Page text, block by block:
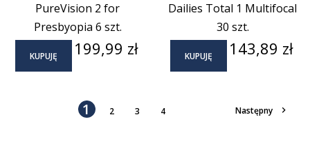
PureVision 2 for
Presbyopia 6 szt.
KUPUJĘ Cena
199,99 zł
Dailies Total 1 Multifocal
30 szt.
KUPUJĘ Cena
143,89 zł
1 2 3 4 Następny 